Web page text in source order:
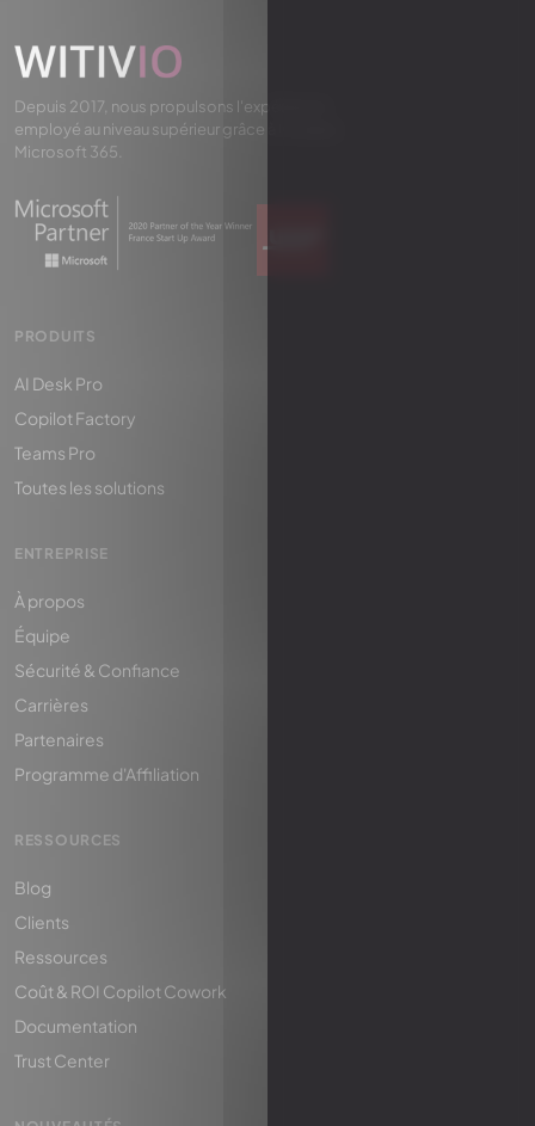
Depuis 2017, nous propulsons l'expérience
employé au niveau supérieur grâce à l'IA dans
Microsoft 365.
PRODUITS
AI Desk Pro
Copilot Factory
Teams Pro
Toutes les solutions
ENTREPRISE
À propos
Équipe
Sécurité & Confiance
Carrières
Partenaires
Programme d'Affiliation
RESSOURCES
Blog
Clients
Ressources
Coût & ROI Copilot Cowork
Documentation
Trust Center